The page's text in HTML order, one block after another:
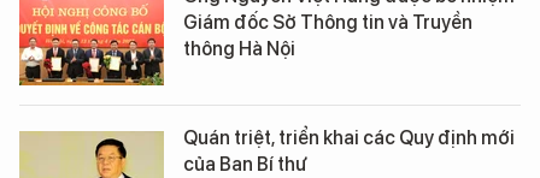
Giám đốc Sở Thông tin và Truyền
thông Hà Nội
Quán triệt, triển khai các Quy định mới
của Ban Bí thư